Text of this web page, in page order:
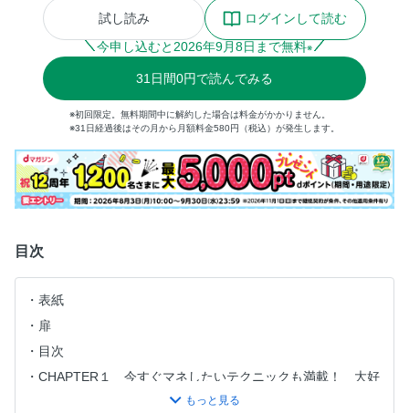
試し読み
ログインして読む
今申し込むと 2026年9月8日まで無料※
31 日間0円で読んでみる
※初回限定。無料期間中に解約した場合は料金がかかりません。
※31日経過後はその月から月額料金580円（税込）が発生します。
目次
表紙
扉
目次
CHAPTER１ 今すぐマネしたいテクニックも満載！ 大好
きな植物があふれた我が家のベランダ＆テラス